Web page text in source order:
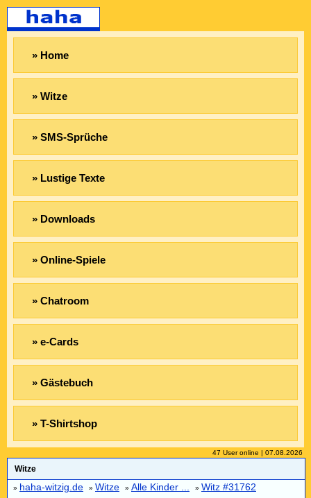
» Home
» Witze
» SMS-Sprüche
» Lustige Texte
» Downloads
» Online-Spiele
» Chatroom
» e-Cards
» Gästebuch
» T-Shirtshop
47 User online | 07.08.2026
Witze
» haha-witzig.de » Witze » Alle Kinder ... » Witz #31762